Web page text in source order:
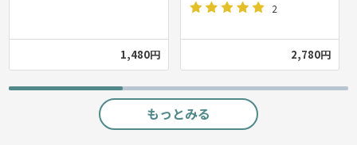
1,480円
2
2,780円
もっとみる